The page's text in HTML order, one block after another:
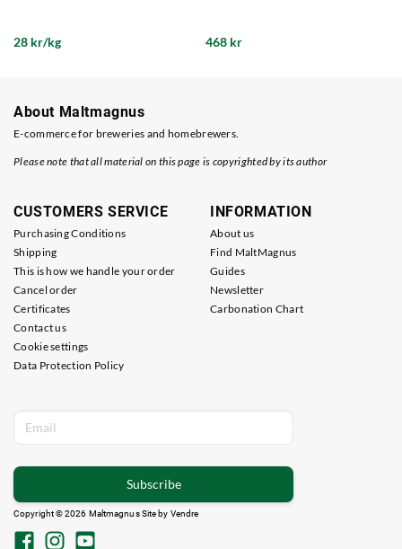
28 kr/kg 468 kr
About Maltmagnus
E-commerce for breweries and homebrewers.
Please note that all material on this page is copyrighted by its author
CUSTOMERS SERVICE
Purchasing Conditions
Shipping
This is how we handle your order
Cancel order
Certificates
Contact us
Cookie settings
Data Protection Policy
INFORMATION
About us
Find MaltMagnus
Guides
Newsletter
Carbonation Chart
Subscribe
Copyright © 2026 Maltmagnus Site by Vendre